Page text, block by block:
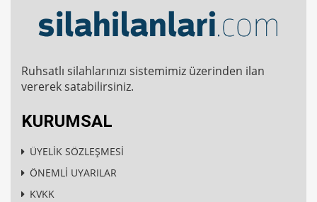
Ruhsatlı silahlarınızı sistemimiz üzerinden ilan
vererek satabilirsiniz.
KURUMSAL
ÜYELİK SÖZLEŞMESİ
ÖNEMLİ UYARILAR
KVKK